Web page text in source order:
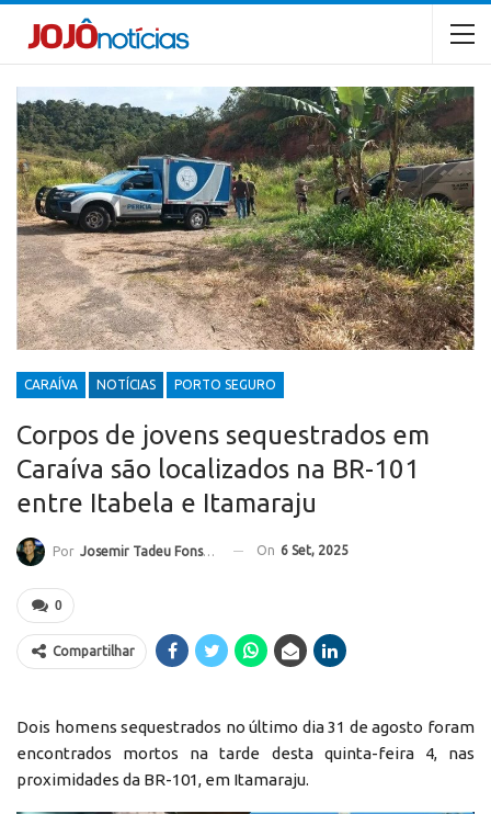
CARAÍVA NOTÍCIAS PORTO SEGURO
Corpos de jovens sequestrados em
Caraíva são localizados na BR-101
entre Itabela e Itamaraju
Por Josemir Tadeu Fonseca On 6 Set, 2025
0
Compartilhar
Dois homens sequestrados no último dia 31 de agosto foram
encontrados mortos na tarde desta quinta-feira 4, nas
proximidades da BR-101, em Itamaraju.